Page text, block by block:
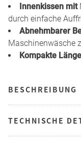
Innenkissen mit
durch einfache
Abnehmbarer
Maschinenwäsche
Kompakte Länge
BESCHREIBUNG
TECHNISCHE